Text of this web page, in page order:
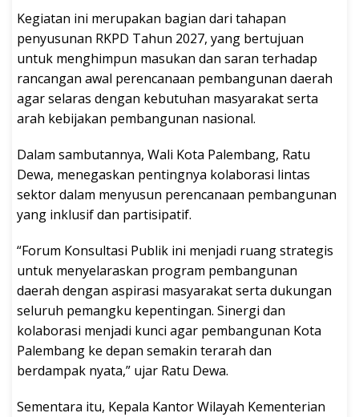
Kegiatan ini merupakan bagian dari tahapan
penyusunan RKPD Tahun 2027, yang bertujuan
untuk menghimpun masukan dan saran terhadap
rancangan awal perencanaan pembangunan daerah
agar selaras dengan kebutuhan masyarakat serta
arah kebijakan pembangunan nasional.
Dalam sambutannya, Wali Kota Palembang, Ratu
Dewa, menegaskan pentingnya kolaborasi lintas
sektor dalam menyusun perencanaan pembangunan
yang inklusif dan partisipatif.
“Forum Konsultasi Publik ini menjadi ruang strategis
untuk menyelaraskan program pembangunan
daerah dengan aspirasi masyarakat serta dukungan
seluruh pemangku kepentingan. Sinergi dan
kolaborasi menjadi kunci agar pembangunan Kota
Palembang ke depan semakin terarah dan
berdampak nyata,” ujar Ratu Dewa.
Sementara itu, Kepala Kantor Wilayah Kementerian